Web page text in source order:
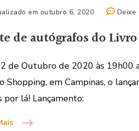
em outubro 6, 2020 Deixe
de autógrafos do
de Outubro de 2020 às 19h00
Shopping, em Campinas, o
por lá! Lançamento: